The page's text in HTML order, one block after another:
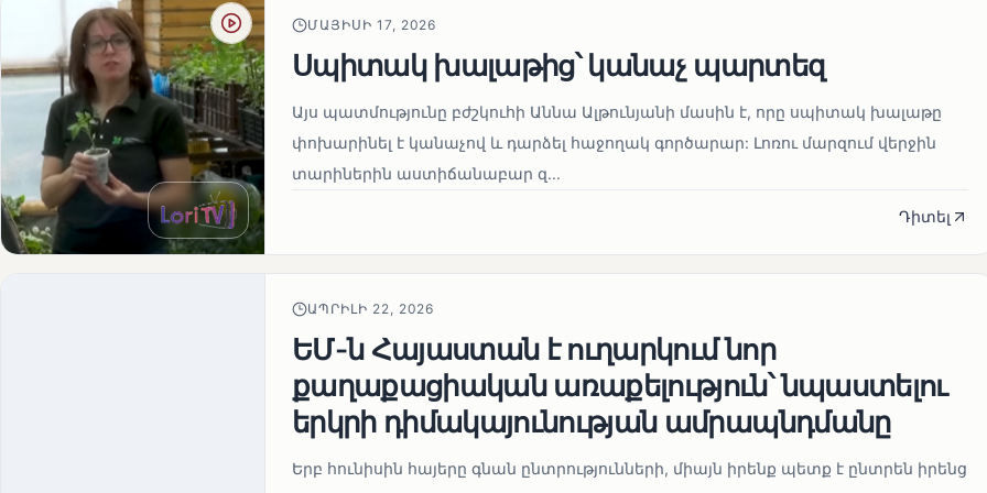
ՄԱՅԻՍԻ 17, 2026
Սպիտակ խալաթից՝ կանաչ պարտեզ
Այս պատմությունը բժշկուհի Աննա Ալթունյանի մասին է, որը սպիտակ խալաթը
փոխարինել է կանաչով և դարձել հաջողակ գործարար: Լոռու մարզում վերջին
տարիներին աստիճանաբար զ...
Դիտել
ԱՊՐԻԼԻ 22, 2026
ԵՄ-ն Հայաստան է ուղարկում նոր
քաղաքացիական առաքելություն՝ նպաստելու
երկրի դիմակայունության ամրապնդմանը
Երբ հունիսին հայերը գնան ընտրությունների, միայն իրենք պետք է ընտրեն իրենց